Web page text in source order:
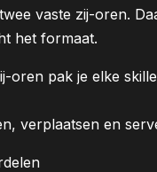
vaste zij-oren.
het formaat.
oren pak je elke
verplaatsen en